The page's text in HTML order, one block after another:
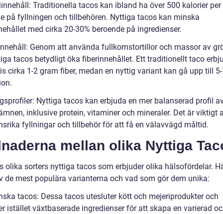
Traditionella tacos kan ibland ha över 500 kalorier
på fyllningen och tillbehören. Nyttiga tacos kan minska
med cirka 20-30% beroende på ingredienser.
Genom att använda fullkornstortillor och massor av
tacos betydligt öka fiberinnehållet. Ett traditionellt taco
cirka 1-2 gram fiber, medan en nyttig variant kan gå upp till
Nyttiga tacos kan erbjuda en mer balanserad profil
inklusive protein, vitaminer och mineraler. Det är viktigt
fyllningar och tillbehör för att få en välavvägd måltid.
mellan olika Nyttiga
olika sorters nyttiga tacos som erbjuder olika hälsofördelar.
de mest populära varianterna och vad som gör dem unika:
tacos: Dessa tacos utesluter kött och mejeriprodukter och
istället växtbaserade ingredienser för att skapa en varierad